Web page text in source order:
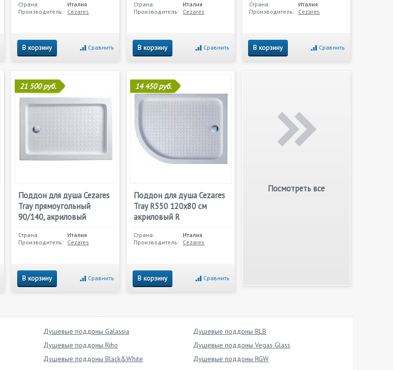
Страна:
Италия
Производитель: Cezares
В корзину Сравнить
Страна:
Италия
Производитель: Cezares
В корзину Сравнить
Страна:
Италия
Производитель: Cezares
В корзину Сравнить
21 500 руб.
Поддон для душа Cezares
Tray прямоугольный
90/140, акриловый
Страна:
Италия
Производитель: Cezares
В корзину Сравнить
14 450 руб.
Поддон для душа Cezares
Tray R550 120х80 см
акриловый R
Страна:
Италия
Производитель: Cezares
В корзину Сравнить
Посмотреть все
Душевые поддоны Galassia
Душевые поддоны BLB
Душевые поддоны Riho
Душевые поддоны Vegas Glass
Душевые поддоны Black&White
Душевые поддоны RGW